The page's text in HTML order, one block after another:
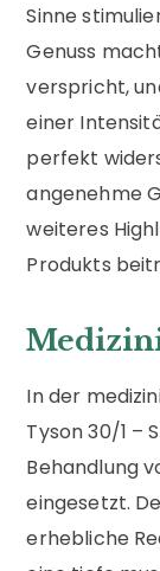
Sinne
Genuss
verspricht,
einer
perfekt
angenehme
weiteres
Produkts
In der
Tyson 30/1 –
Behandlung
eingesetzt.
erhebliche